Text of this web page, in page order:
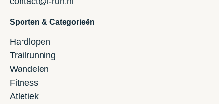
Sporten & Categorieën
Hardlopen
Trailrunning
Wandelen
Fitness
Atletiek